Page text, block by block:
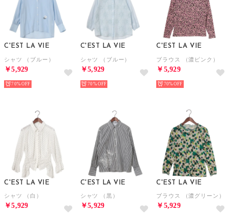
C'EST LA VIE
シャツ （ブルー）
￥5,929
70%
C'EST LA VIE
シャツ （ブルー）
￥5,929
70%
C'EST LA VIE
ブラウス （濃ピンク）
￥5,929
70%
C'EST LA VIE
シャツ （白）
￥5,929
C'EST LA VIE
シャツ （黒）
￥5,929
C'EST LA VIE
ブラウス （濃グリーン）
￥5,929